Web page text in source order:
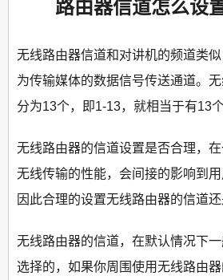
路由器信道怎么设
无线路由器信道和对讲机的频道类
为传输媒体的数据信号传送通道。
分为13个，即1-13，就相当于有13
无线路由器的信道设置是否合理，
无线传输的性能，会间接的影响到用
因此合理的设置无线路由器的信道还
无线路由器的信道，在默认情况下一
选择的，如果你周围使用无线路由